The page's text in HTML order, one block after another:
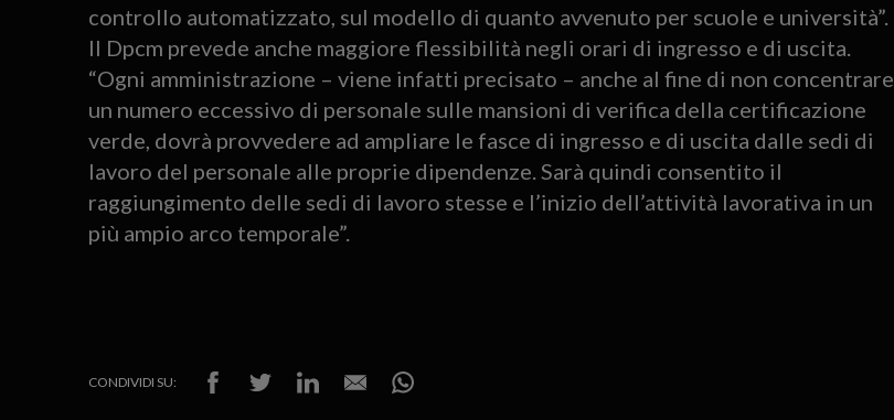
controllo automatizzato, sul modello di quanto avvenuto per scuole e università”.
Il Dpcm prevede anche maggiore flessibilità negli orari di ingresso e di uscita.
“Ogni amministrazione – viene infatti precisato – anche al fine di non concentrare
un numero eccessivo di personale sulle mansioni di verifica della certificazione
verde, dovrà provvedere ad ampliare le fasce di ingresso e di uscita dalle sedi di
lavoro del personale alle proprie dipendenze. Sarà quindi consentito il
raggiungimento delle sedi di lavoro stesse e l’inizio dell’attività lavorativa in un
più ampio arco temporale”.
CONDIVIDI SU: